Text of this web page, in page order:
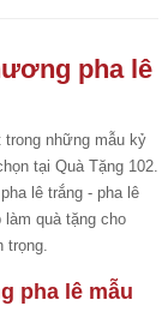
pha lê
trong những mẫu kỷ
tại Quà Tặng 102.
lê trắng - pha lê
quà tặng cho
trọng.
pha lê mẫu